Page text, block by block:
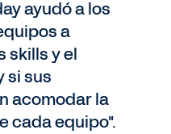
ayudó a los
a
skills y el
si sus
acomodar la
cada equipo".